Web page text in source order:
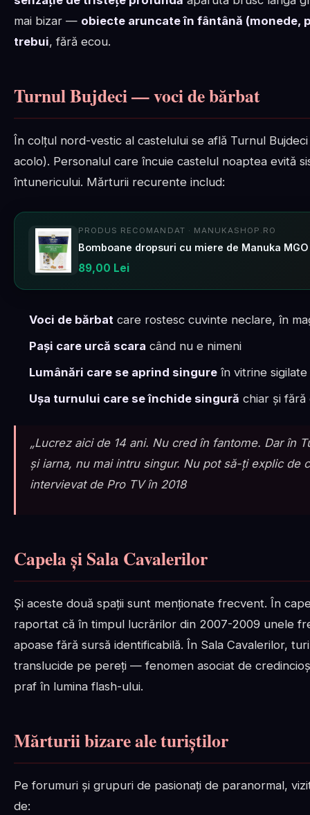
mai bizar — obiecte aruncate în fântână (monede,
trebui, fără ecou.
Turnul Bujdeci — voci de bărbat
În colțul nord-vestic al castelului se află Turnul
acolo). Personalul care încuie castelul noaptea evită
întunericului. Mărturii recurente includ:
PRODUS RECOMANDAT · MANUKASHOP.RO
89,00 Lei
Voci de bărbat care rostesc cuvinte neclare, în
Pași care urcă scara când nu e nimeni
Lumânări care se aprind singure în vitrine sigilate
Ușa turnului care se închide singură chiar și
„Lucrez aici de 14 ani. Nu cred în fantome. Dar în
și iarna, nu mai intru singur. Nu pot să-ți explic de
intervievat de Pro TV în 2018
Capela și Sala Cavalerilor
Și aceste două spații sunt menționate frecvent. În
raportat că în timpul lucrărilor din 2007-2009 unele
apoase fără sursă identificabilă. În Sala Cavalerilor,
translucide pe pereți — fenomen asociat de
praf în lumina flash-ului.
Mărturii bizare ale turiștilor
Pe forumuri și grupuri de pasionați de paranormal,
de: